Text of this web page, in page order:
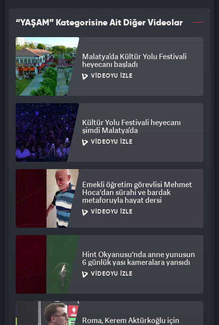
“YAŞAM” Kategorisine Ait Diğer Videolar
Malatya’da Kültür Yolu Festivali
heyecanı başladı
VIDEOYU İZLE
Kültür Yolu Festivali heyecanı
şimdi Malatya’da
VIDEOYU İZLE
Emekli öğretim görevlisi Mehmet
Hoca'dan sürahi ve bardak
metaforuyla hayat dersi
VIDEOYU İZLE
Hint Okyanusu'nda anne yunusun
6 günlük yası kameralara yansıdı
VIDEOYU İZLE
Roma, Kerem Aktürkoğlu için